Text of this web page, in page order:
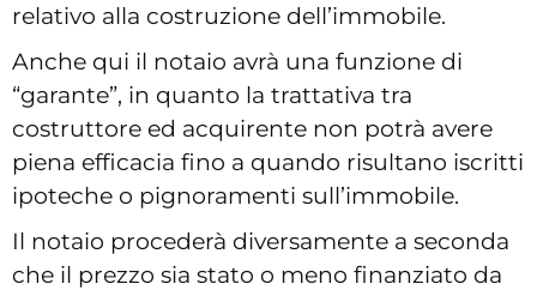
relativo alla costruzione dell’immobile.
Anche qui il notaio avrà una funzione di
“garante”, in quanto la trattativa tra
costruttore ed acquirente non potrà avere
piena efficacia fino a quando risultano iscritti
ipoteche o pignoramenti sull’immobile.
Il notaio procederà diversamente a seconda
che il prezzo sia stato o meno finanziato da